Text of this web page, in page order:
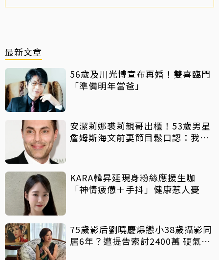
最新文章
56歲及川光博宣布再婚！雙喜臨門
「準備明年當爸」
安潔莉娜裘莉親哥出櫃！53歲男星
詹姆斯海文前妻節目鬆口認：我是
KARA韓昇延現身粉絲應援生咖
「神情疲憊＋手抖」健康惹人憂
75歲影后劉曉慶爆戀小38歲攝影同
居6年？遭提告索討2400萬 硬氣反